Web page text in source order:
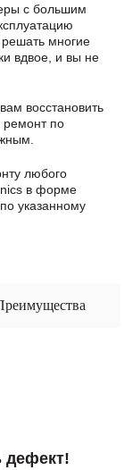
с большим
многие
вдвое, и вы не
восстановить
ремонт по
любого
в формe
указанному
дефект!